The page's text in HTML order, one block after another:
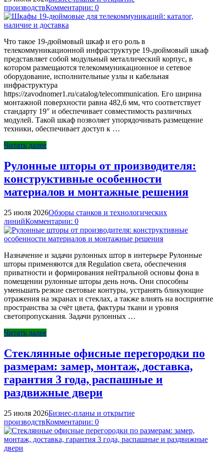
производствКомментарии: 0
Что такое 19-дюймовый шкаф и его роль в
телекоммуникационной инфраструктуре 19-дюймовый шкаф
представляет собой модульный металлический корпус, в
котором размещаются телекоммуникационное и сетевое
оборудование, исполнительные узлы и кабельная
инфраструктура
https://zavodnomer1.ru/catalog/telecommunication. Его ширина
монтажной поверхности равна 482,6 мм, что соответствует
стандарту 19″ и обеспечивает совместимость различных
модулей. Такой шкаф позволяет упорядочивать размещение
техники, обеспечивает доступ к …
Читать далее
Рулонные шторы от производителя:
конструктивные особенности
материалов и монтажные решения
25 июля 2026Обзоры станков и технологических
линийКомментарии: 0
Назначение и задачи рулонных штор в интерьере Рулонные
шторы применяются для Regulation света, обеспечения
приватности и формирования нейтральной основы фона в
помещении рулонные шторы день ночь. Они способны
уменьшать резкие световые контуры, устранять бликующие
отражения на экранах и стеклах, а также влиять на восприятие
пространства за счёт цвета, фактуры ткани и уровня
светопропускания. Задачи рулонных …
Читать далее
Стеклянные офисные перегородки по
размерам: замер, монтаж, доставка,
гарантия 3 года, распашные и
раздвижные двери
25 июля 2026Бизнес-планы и открытие
производствКомментарии: 0